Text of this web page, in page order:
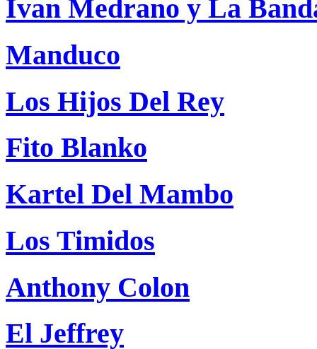
Ivan Medrano y La
Manduco
Los Hijos Del Rey
Fito Blanko
Kartel Del Mambo
Los Timidos
Anthony Colon
El Jeffrey